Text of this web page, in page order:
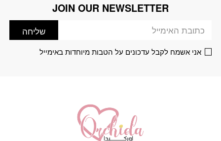
JOIN OUR NEWSLETTER
שליחה
אני אשמח לקבל עדכונים על הטבות מיוחדות באימייל